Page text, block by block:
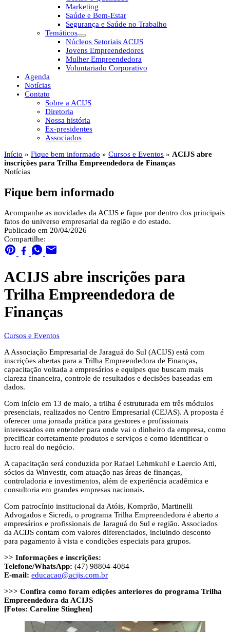
Marketing
Saúde e Bem-Estar
Segurança e Saúde no Trabalho
Temáticos
Núcleos Setoriais ACIJS
Jovens Empreendedores
Mulher Empreendedora
Voluntariado Corporativo
Agenda
Notícias
Contato
Sobre a ACIJS
Diretoria
Nossa história
Ex-presidentes
Associados
Início » Fique bem informado » Cursos e Eventos » ACIJS abre
inscrições para Trilha Empreendedora de Finanças
Notícias
Fique bem informado
Acompanhe as novidades da ACIJS e fique por dentro dos principais
fatos do universo empresarial da região e do estado.
Publicado em 20/04/2026
Compartilhe:
ACIJS abre inscrições para
Trilha Empreendedora de
Finanças
Cursos e Eventos
A Associação Empresarial de Jaraguá do Sul (ACIJS) está com
inscrições abertas para a Trilha Empreendedora de Finanças,
capacitação voltada a empresários e equipes que buscam mais
clareza financeira, controle de resultados e decisões baseadas em
dados.
Com início em 13 de maio, a trilha é estruturada em três módulos
presenciais, realizados no Centro Empresarial (CEJAS). A proposta é
oferecer uma jornada prática para gestores e profissionais
interessados em entender para onde vai o dinheiro da empresa, como
precificar corretamente produtos e serviços e como identificar o
lucro real do negócio.
A capacitação será conduzida por Rafael Lehmkuhl e Laercio Atti,
sócios da Winvestir, com atuação nas áreas de finanças,
controladoria e investimentos, além de experiência acadêmica e
consultoria em grandes empresas nacionais.
Com patrocínio institucional da Atóis, Komprão, Martinelli
Advogados e Sicredi, o programa Trilha Empreendedora é aberto a
empresários e profissionais de Jaraguá do Sul e região. Associados
da ACIJS contam com valores diferenciados, incluindo desconto
para pagamento à vista e condições especiais para grupos.
>> Informações e inscrições:
Telefone/WhatsApp: (47) 98804-4084
E-mail: educacao@acijs.com.br
>>> Confira como foram edições anteriores do programa Trilha
Empreendedora da ACIJS
[Fotos: Caroline Stinghen]